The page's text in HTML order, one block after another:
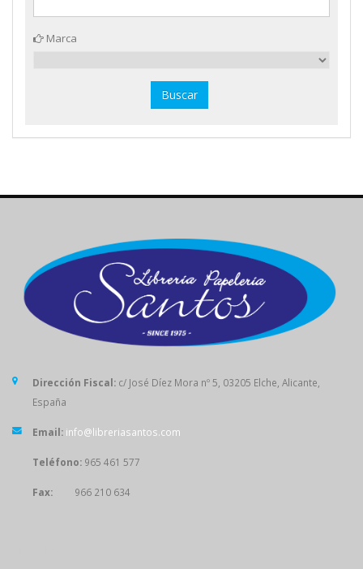
Marca
Dirección Fiscal: c/ José Díez Mora nº 5, 03205 Elche, Alicante,
España
Email: info@libreriasantos.com
Teléfono: 965 461 577
Fax: 966 210 634